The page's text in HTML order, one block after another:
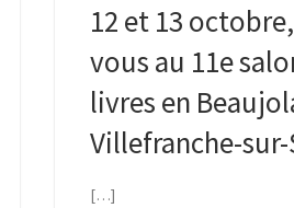
12 et 13
vous au 11e
livres en
Villefranche-sur-
[…]